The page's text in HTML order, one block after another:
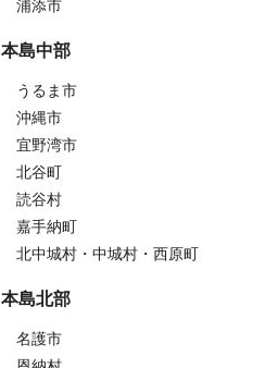
浦添市
本島中部
うるま市
沖縄市
宜野湾市
北谷町
読谷村
嘉手納町
北中城村・中城村・西原町
本島北部
名護市